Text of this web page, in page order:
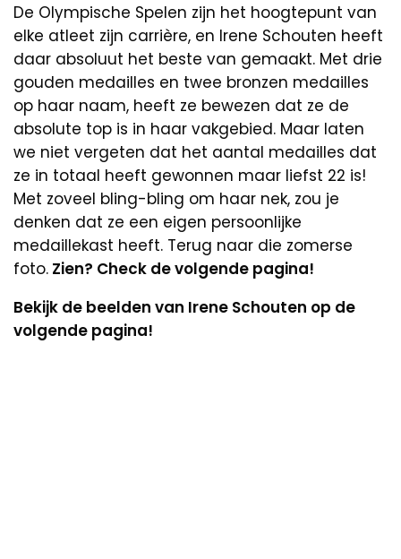
De Olympische Spelen zijn het hoogtepunt van
elke atleet zijn carrière, en Irene Schouten heeft
daar absoluut het beste van gemaakt. Met drie
gouden medailles en twee bronzen medailles
op haar naam, heeft ze bewezen dat ze de
absolute top is in haar vakgebied. Maar laten
we niet vergeten dat het aantal medailles dat
ze in totaal heeft gewonnen maar liefst 22 is!
Met zoveel bling-bling om haar nek, zou je
denken dat ze een eigen persoonlijke
medaillekast heeft. Terug naar die zomerse
foto. Zien? Check de volgende pagina!
Bekijk de beelden van Irene Schouten op de
volgende pagina!